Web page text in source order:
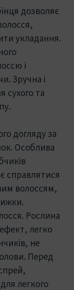
дозволяє
укладання.
і
Зручна і
сухого та
догляду за
Особлива
справлятися
волоссям,
Рослина
легко
не
Перед
легкого